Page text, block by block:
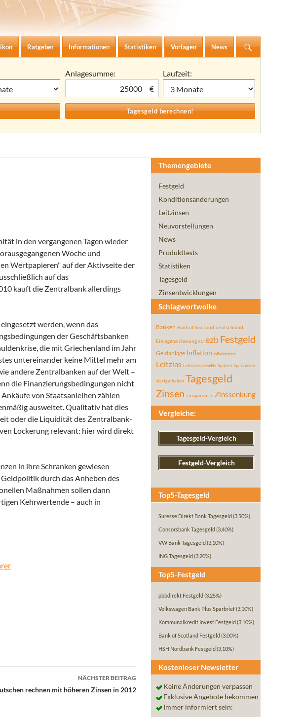
Ratgeber Informationen Statistiken Vorlagen News
Anlagesumme:
€
Laufzeit:
in den vergangenen Tagen wieder
Woche und
Wertpapieren" auf der Aktivseite der
auf das
kauft die Zentralbank allerdings
werden, wenn das
der Geschäftsbanken
die mit Griechenland im Jahr
untereinander keine Mittel mehr am
andere Zentralbanken auf der Welt –
die Finanzierungsbedingungen nicht
von Staatsanleihen zählen
ausweitet. Qualitativ hat dies
oder die Liquidität des Zentralbank-
Lockerung relevant: hier wird direkt
in ihre Schranken gewiesen
durch das Anheben des
Maßnahmen sollen dann
Kehrwertende – auch in
NÄCHSTER BEITRAG
rechnen mit höheren Zinsen in 2012
Themengebiete
Festgeld
Konditionsänderungen
Leitzinsen
Neuvorstellungen
News
Produkttests
Statistiken
Tagesgeld
Zinsentwicklungen
Schlagwortwolke
Banken Bank of Scotland deutschland
Einlagensicherung EU ezbFestgeld
Geldanlage Inflation inflationsrate
Leitzins Leitzinsen rendite Sparen Sparzinsen
startguthaben Tagesgeld
Zinsen zinsgarantie Zinssenkung
Vergleiche:
Tagesgeld-Vergleich
Festgeld-Vergleich
Top5-Tagesgeld
Suresse Direkt Bank Tagesgeld (3,50%)
Consorsbank Tagesgeld (3,40%)
VW Bank Tagesgeld (3,10%)
ING Tagesgeld (3,20%)
Top5-Festgeld
pbbdirekt Festgeld (3,25%)
Volkswagen Bank Plus Sparbrief(3,10%)
Kommunalkredit Invest Festgeld (3,10%)
Bank of Scotland Festgeld (3,00%)
HSH Nordbank Festgeld (3,10%)
Kostenloser Newsletter
Keine Änderungen verpassen
Exklusive Angebote bekommen
Immer informiert sein: